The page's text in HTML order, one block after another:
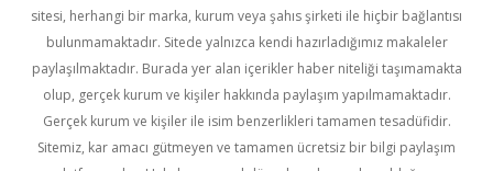
sitesi, herhangi bir marka, kurum veya şahıs şirketi ile hiçbir bağlantısı
bulunmamaktadır. Sitede yalnızca kendi hazırladığımız makaleler
paylaşılmaktadır. Burada yer alan içerikler haber niteliği taşımamakta
olup, gerçek kurum ve kişiler hakkında paylaşım yapılmamaktadır.
Gerçek kurum ve kişiler ile isim benzerlikleri tamamen tesadüfidir.
Sitemiz, kar amacı gütmeyen ve tamamen ücretsiz bir bilgi paylaşım